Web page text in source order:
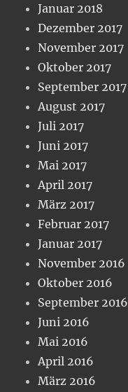
Januar 2018
Dezember 2017
November 2017
Oktober 2017
September 2017
August 2017
Juli 2017
Juni 2017
Mai 2017
April 2017
März 2017
Februar 2017
Januar 2017
November 2016
Oktober 2016
September 2016
Juni 2016
Mai 2016
April 2016
März 2016